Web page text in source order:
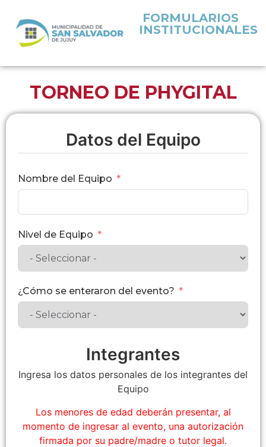
FORMULARIOS
INSTITUCIONALES
TORNEO DE PHYGITAL
Datos del Equipo
Nombre del Equipo
Nivel de Equipo
¿Cómo se enteraron del evento?
Integrantes
Ingresa los datos personales de los integrantes del
Equipo
Los menores de edad deberán presentar, al
momento de ingresar al evento, una autorización
firmada por su padre/madre o tutor legal.